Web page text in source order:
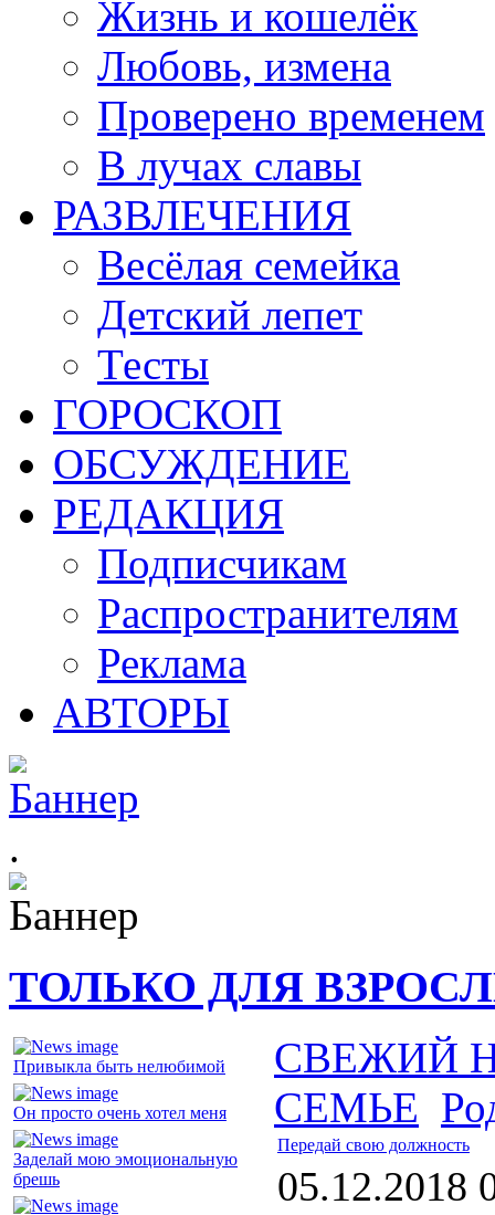
Жизнь и кошелёк
Любовь, измена
Проверено временем
В лучах славы
РАЗВЛЕЧЕНИЯ
Весёлая семейка
Детский лепет
Тесты
ГОРОСКОП
ОБСУЖДЕНИЕ
РЕДАКЦИЯ
Подписчикам
Распространителям
Реклама
АВТОРЫ
.
ТОЛЬКО ДЛЯ
Привыкла быть нелюбимой
Он просто очень хотел меня
Заделай мою эмоциональную
брешь
СВЕЖИЙ
СЕМЬЕ
Передай свою должность
05.12.2018